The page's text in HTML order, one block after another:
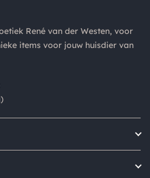
René van der Westen, voor
items voor jouw huisdier van